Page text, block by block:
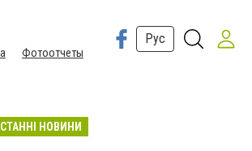
Фотоотчеты
Рус
НОВИНИ